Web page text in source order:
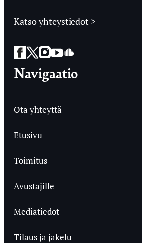
Katso yhteystiedot >
Facebook
Twitter
Instagram
YouTube
SoundCloud
Navigaatio
Ota yhteyttä
Etusivu
Toimitus
Avustajille
Mediatiedot
Tilaus ja jakelu